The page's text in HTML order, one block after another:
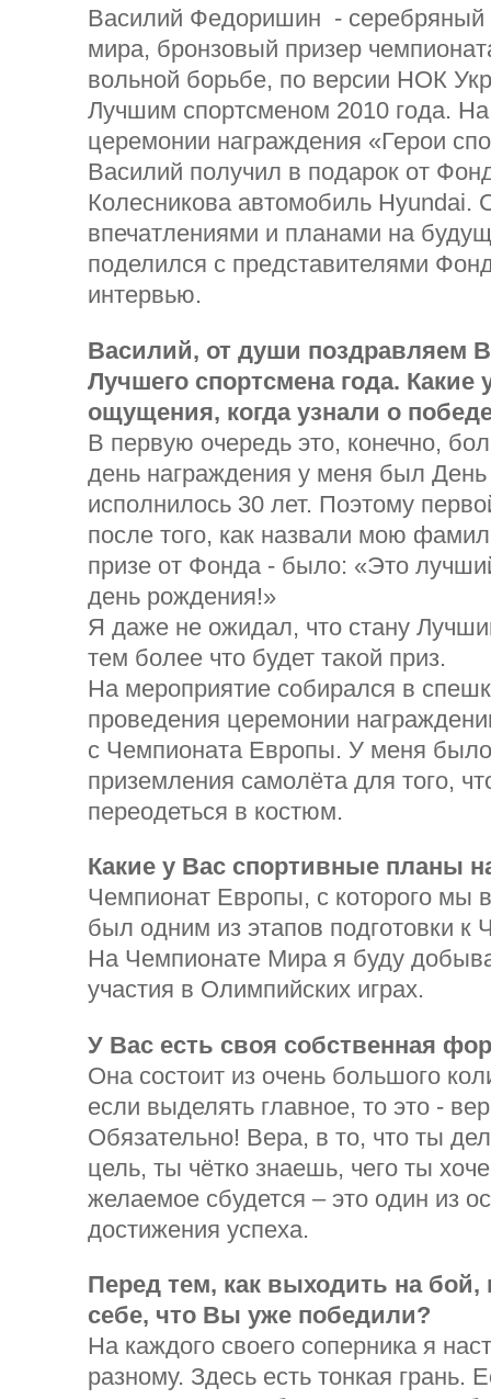
Василий Федоришин - серебряный
мира, бронзовый призер
вольной борьбе, по версии НОК
Лучшим спортсменом 2010 года.
церемонии награждения «Герои
Василий получил в подарок от
Колесникова автомобиль Hyundai.
впечатлениями и планами на
поделился с представителями
интервью.
Василий, от души поздравляем
Лучшего спортсмена года.
ощущения, когда узнали о
В первую очередь это, конечно,
день награждения у меня был
исполнилось 30 лет. Поэтому
после того, как назвали мою
призе от Фонда - было: «Это
день рождения!»
Я даже не ожидал, что стану
тем более что будет такой приз.
На мероприятие собирался в
проведения церемонии
с Чемпионата Европы. У меня было
приземления самолёта для того,
переодеться в костюм.
Какие у Вас спортивные планы
Чемпионат Европы, с которого мы
был одним из этапов подготовки
На Чемпионате Мира я буду
участия в Олимпийских играх.
У Вас есть своя собственная
Она состоит из очень большого
если выделять главное, то это -
Обязательно! Вера, в то, что ты
цель, ты чётко знаешь, чего ты
желаемое сбудется – это один из
достижения успеха.
Перед тем, как выходить на бой,
себе, что Вы уже победили?
На каждого своего соперника я
разному. Здесь есть тонкая грань.